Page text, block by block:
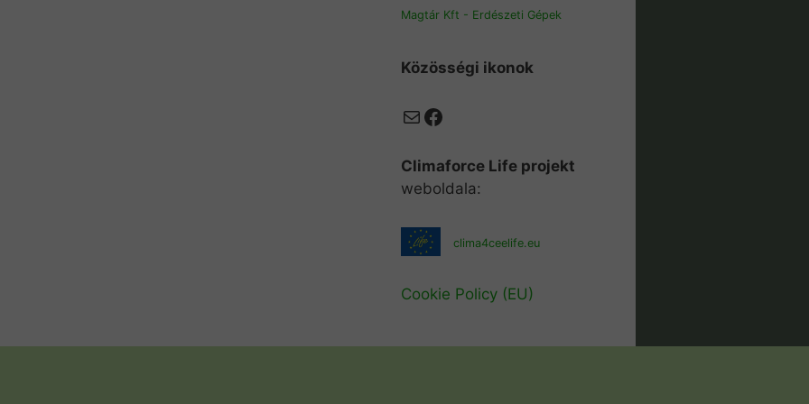
Magtár Kft - Erdészeti Gépek
Közösségi ikonok
MailFacebook
Climaforce Life projekt
weboldala:
clima4ceelife.eu
Cookie Policy (EU)